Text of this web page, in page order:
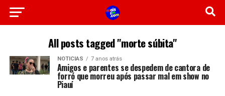
All posts tagged "morte súbita"
NOTICIAS 7 anos atrás
Amigos e parentes se despedem de cantora de
forró que morreu após passar mal em show no
Piauí